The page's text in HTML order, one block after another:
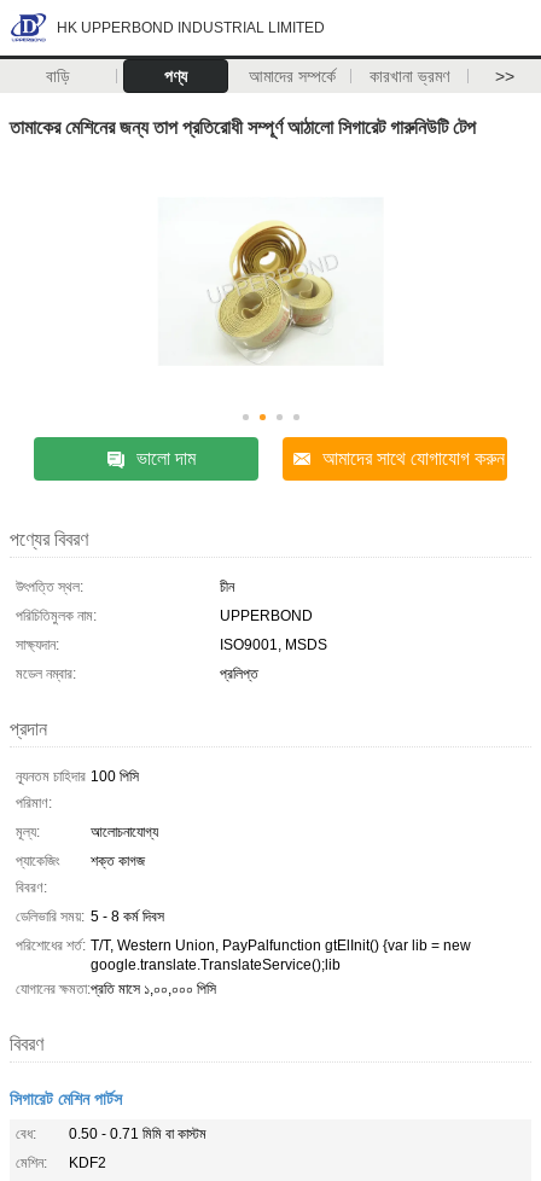
HK UPPERBOND INDUSTRIAL LIMITED
বাড়ি পণ্য আমাদের সম্পর্কে কারখানা ভ্রমণ >>
তামাকের মেশিনের জন্য তাপ প্রতিরোধী সম্পূর্ণ আঠালো সিগারেট গারুনিউটি টেপ
ভালো দাম আমাদের সাথে যোগাযোগ করুন
পণ্যের বিবরণ
উৎপত্তি স্থল:
চীন
পরিচিতিমুলক নাম:
UPPERBOND
সাক্ষ্যদান:
ISO9001, MSDS
মডেল নম্বার:
প্রলিপ্ত
প্রদান
ন্যূনতম চাহিদার
পরিমাণ:
100 পিসি
মূল্য:
আলোচনাযোগ্য
প্যাকেজিং
বিবরণ:
শক্ত কাগজ
ডেলিভারি সময়: 5 - 8 কর্ম দিবস
পরিশোধের শর্ত: T/T, Western Union, PayPalfunction gtElInit() {var lib = new
google.translate.TranslateService();lib
যোগানের ক্ষমতা:প্রতি মাসে ১,০০,০০০ পিসি
বিবরণ
সিগারেট মেশিন পার্টস
বেধ:
0.50 - 0.71 মিমি বা কাস্টম
মেশিন:
KDF2